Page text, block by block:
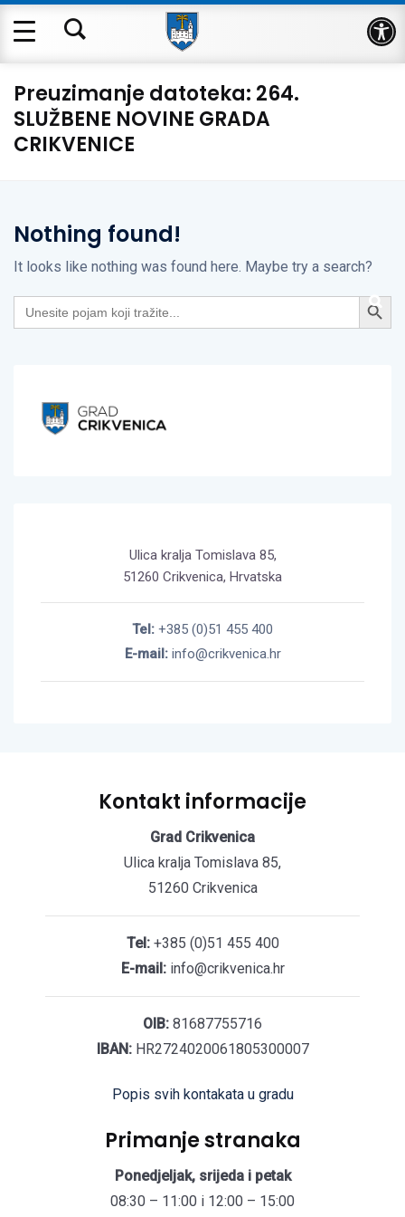
Preuzimanje datoteka: 264.
SLUŽBENE NOVINE GRADA
CRIKVENICE
Nothing found!
It looks like nothing was found here. Maybe try a search?
Search
for:
Search Button
Ulica kralja Tomislava 85,
51260 Crikvenica, Hrvatska
Tel: +385 (0)51 455 400
E-mail:info@crikvenica.hr
Kontakt informacije
Grad Crikvenica
Ulica kralja Tomislava 85,
51260 Crikvenica
Tel:+385 (0)51 455 400
E-mail:info@crikvenica.hr
OIB: 81687755716
IBAN:HR2724020061805300007
Popis svih kontakata u gradu
Primanje stranaka
Ponedjeljak, srijeda i petak
08:30 – 11:00 i 12:00 – 15:00